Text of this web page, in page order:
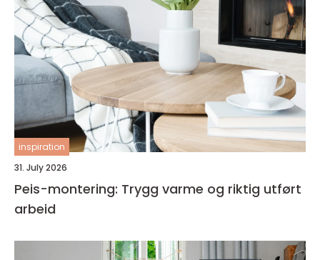
inspiration
31. July 2026
Peis-montering: Trygg varme og riktig utført
arbeid